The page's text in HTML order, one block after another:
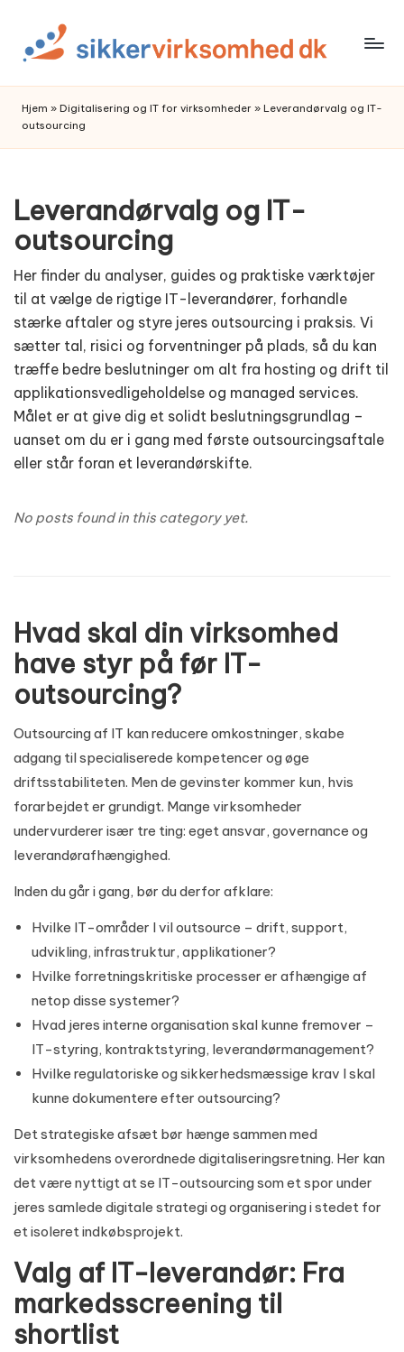
content
Hjem » Digitalisering og IT for virksomheder » Leverandørvalg og IT-
outsourcing
Leverandørvalg og IT-
outsourcing
Her finder du analyser, guides og praktiske værktøjer
til at vælge de rigtige IT-leverandører, forhandle
stærke aftaler og styre jeres outsourcing i praksis. Vi
sætter tal, risici og forventninger på plads, så du kan
træffe bedre beslutninger om alt fra hosting og drift til
applikationsvedligeholdelse og managed services.
Målet er at give dig et solidt beslutningsgrundlag –
uanset om du er i gang med første outsourcingsaftale
eller står foran et leverandørskifte.
No posts found in this category yet.
Hvad skal din virksomhed
have styr på før IT-
outsourcing?
Outsourcing af IT kan reducere omkostninger, skabe
adgang til specialiserede kompetencer og øge
driftsstabiliteten. Men de gevinster kommer kun, hvis
forarbejdet er grundigt. Mange virksomheder
undervurderer især tre ting: eget ansvar, governance og
leverandørafhængighed.
Inden du går i gang, bør du derfor afklare:
Hvilke IT-områder I vil outsource – drift, support,
udvikling, infrastruktur, applikationer?
Hvilke forretningskritiske processer er afhængige af
netop disse systemer?
Hvad jeres interne organisation skal kunne fremover –
IT-styring, kontraktstyring, leverandørmanagement?
Hvilke regulatoriske og sikkerhedsmæssige krav I skal
kunne dokumentere efter outsourcing?
Det strategiske afsæt bør hænge sammen med
virksomhedens overordnede digitaliseringsretning. Her kan
det være nyttigt at se IT-outsourcing som et spor under
jeres samlede digitale strategi og organiseringi stedet for
et isoleret indkøbsprojekt.
Valg af IT-leverandør: Fra
markedsscreening til
shortlist